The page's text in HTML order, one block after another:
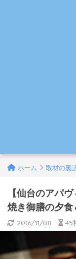
ホーム 取材の裏
【仙台のアパ
焼き御膳の夕
2016/11/08 45